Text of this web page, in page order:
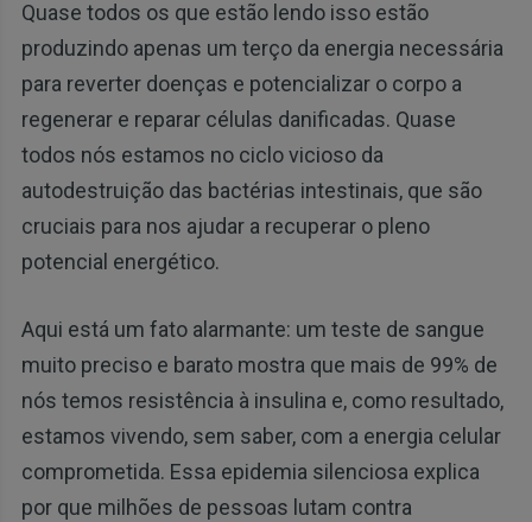
Quase todos os que estão lendo isso estão
produzindo apenas um terço da energia necessária
para reverter doenças e potencializar o corpo a
regenerar e reparar células danificadas. Quase
todos nós estamos no ciclo vicioso da
autodestruição das bactérias intestinais, que são
cruciais para nos ajudar a recuperar o pleno
potencial energético.
Aqui está um fato alarmante: um teste de sangue
muito preciso e barato mostra que mais de 99% de
nós temos resistência à insulina e, como resultado,
estamos vivendo, sem saber, com a energia celular
comprometida. Essa epidemia silenciosa explica
por que milhões de pessoas lutam contra